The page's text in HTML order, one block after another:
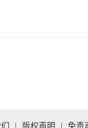
版权声明 免责